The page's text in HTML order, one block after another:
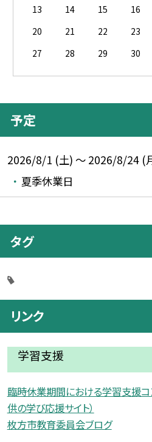
13
14 15 16
20
21 22 23
27
28 29 30
予定
2026/8/1 (土) ～ 2026/8/24 (
夏季休業日
タグ
リンク
学習支援
臨時休業期間における学習支援コ
供の学び応援サイト）
枚方市教育委員会ブログ